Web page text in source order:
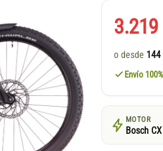
3.219
o desde
Envío
MOTOR
Bosch